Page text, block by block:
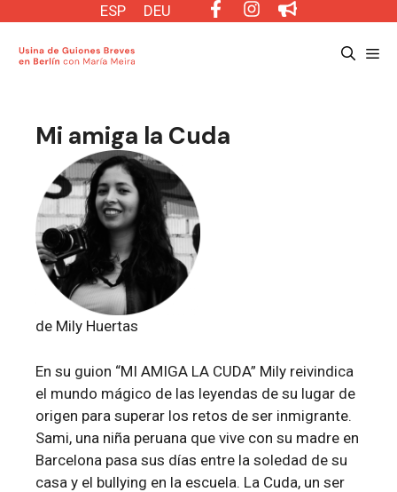
contenido
ESP DEU
Mi amiga la Cuda
de Mily Huertas
En su guion “MI AMIGA LA CUDA” Mily reivindica
el mundo mágico de las leyendas de su lugar de
origen para superar los retos de ser inmigrante.
Sami, una niña peruana que vive con su madre en
Barcelona pasa sus días entre la soledad de su
casa y el bullying en la escuela. La Cuda, un ser